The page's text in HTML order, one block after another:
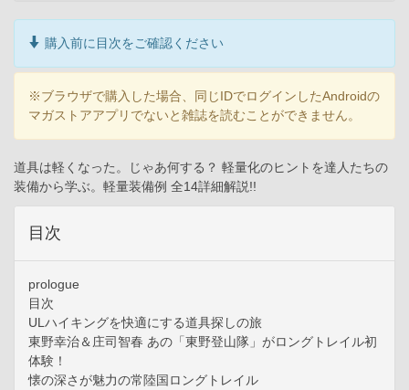
購入前に目次をご確認ください
※ブラウザで購入した場合、同じIDでログインしたAndroidの
マガストアアプリでないと雑誌を読むことができません。
道具は軽くなった。じゃあ何する？ 軽量化のヒントを達人たちの
装備から学ぶ。軽量装備例 全14詳細解説!!
目次
prologue
目次
ULハイキングを快適にする道具探しの旅
東野幸治＆庄司智春 あの「東野登山隊」がロングトレイル初
体験！
懐の深さが魅力の常陸国ロングトレイル